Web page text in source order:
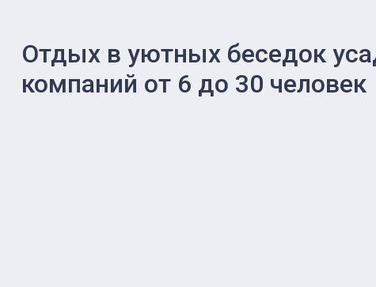
Отдых в уютных беседок
компаний от 6 до 30 человек